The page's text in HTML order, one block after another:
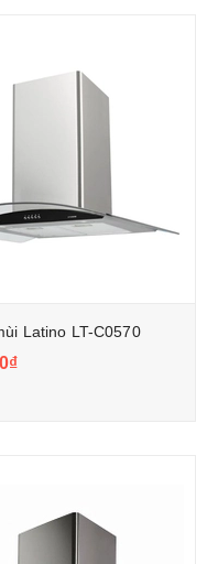
Latino LT-C0570